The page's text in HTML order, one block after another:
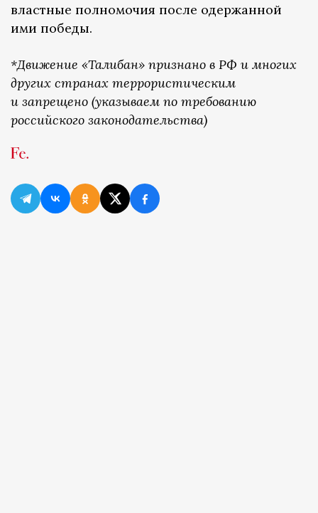
властные полномочия после одержанной
ими победы.
*Движение «Талибан» признано в РФ и многих
других странах террористическим
и запрещено (указываем по требованию
российского законодательства)